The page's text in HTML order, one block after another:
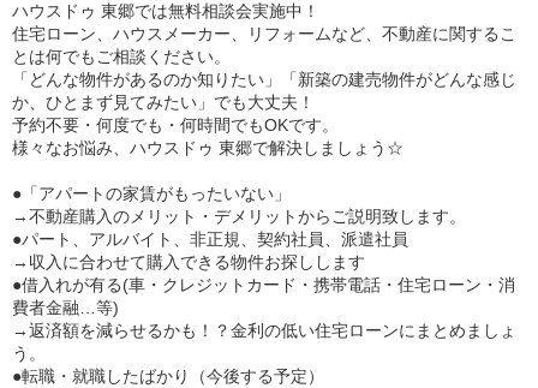
ハウスドゥ 東郷では無料相談会実施中！
住宅ローン、ハウスメーカー、リフォームなど、不動産に関するこ
とは何でもご相談ください。
「どんな物件があるのか知りたい」「新築の建売物件がどんな感じ
か、ひとまず見てみたい」でも大丈夫！
予約不要・何度でも・何時間でもOKです。
様々なお悩み、ハウスドゥ 東郷で解決しましょう☆
●「アパートの家賃がもったいない」
→不動産購入のメリット・デメリットからご説明致します。
●パート、アルバイト、非正規、契約社員、派遣社員
→収入に合わせて購入できる物件お探しします
●借入れが有る(車・クレジットカード・携帯電話・住宅ローン・消
費者金融…等)
→返済額を減らせるかも！？金利の低い住宅ローンにまとめましょ
う。
●転職・就職したばかり（今後する予定）